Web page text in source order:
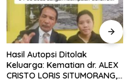
Hasil Autopsi Ditolak
Keluarga: Kematian dr. ALEX
CRISTO LORIS SITUMORANG,